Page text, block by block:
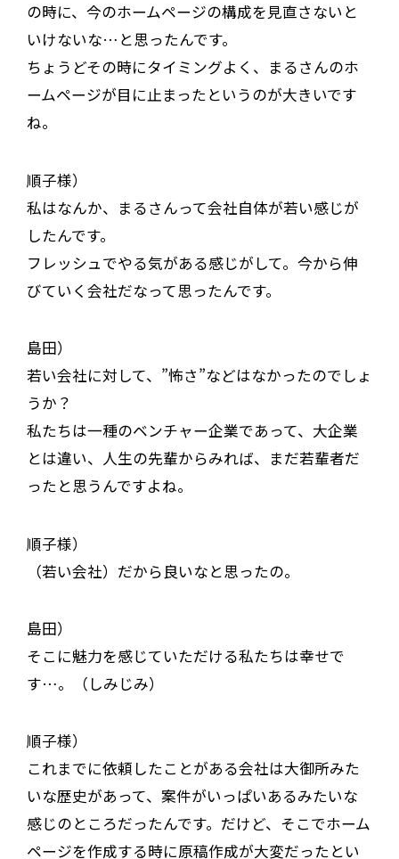
の時に、今のホームページの構成を見直さないと
いけないな…と思ったんです。
ちょうどその時にタイミングよく、まるさんのホ
ームページが目に止まったというのが大きいです
ね。
順子様）
私はなんか、まるさんって会社自体が若い感じが
したんです。
フレッシュでやる気がある感じがして。今から伸
びていく会社だなって思ったんです。
島田）
若い会社に対して、”怖さ”などはなかったのでしょ
うか？
私たちは一種のベンチャー企業であって、大企業
とは違い、人生の先輩からみれば、まだ若輩者だ
ったと思うんですよね。
順子様）
（若い会社）だから良いなと思ったの。
島田）
そこに魅力を感じていただける私たちは幸せで
す…。（しみじみ）
順子様）
これまでに依頼したことがある会社は大御所みた
いな歴史があって、案件がいっぱいあるみたいな
感じのところだったんです。だけど、そこでホーム
ページを作成する時に原稿作成が大変だったとい